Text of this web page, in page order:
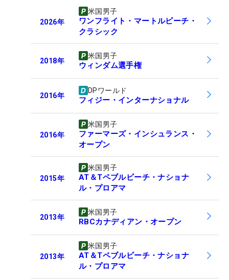
2026年
米国男子
ワンフライト・マートルビーチ・
クラシック
2018年
米国男子
ウィンダム選手権
2016年
DPワールド
フィジー・インターナショナル
2016年
米国男子
ファーマーズ・インシュランス・
オープン
2015年
米国男子
AT＆Tペブルビーチ・ナショナ
ル・プロアマ
2013年
米国男子
RBCカナディアン・オープン
2013年
米国男子
AT＆Tペブルビーチ・ナショナ
ル・プロアマ